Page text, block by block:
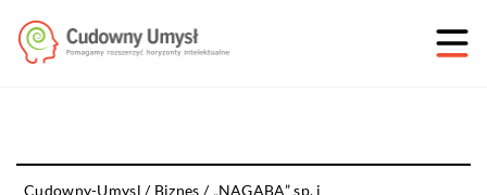
Cudowny-Umysl / Biznes / „NAGABA” sp. j